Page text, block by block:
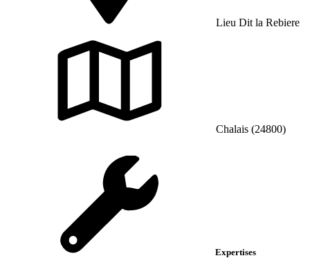
Lieu Dit la Rebiere
Chalais (24800)
Expertises